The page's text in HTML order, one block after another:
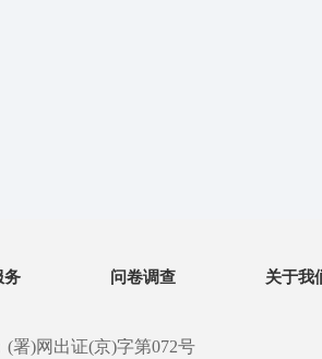
务 问卷调查 关于我
署)网出证(京)字第072号